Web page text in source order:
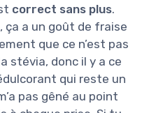
correct sans plus.
ça a un goût de fraise
que ce n’est pas
stévia, donc il y a ce
qui reste un
pas gêné au point